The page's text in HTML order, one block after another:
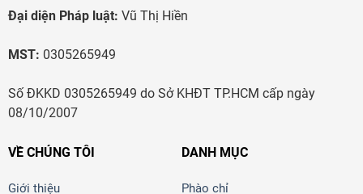
Đại diện Pháp luật: Vũ Thị Hiền
MST: 0305265949
Số ĐKKD 0305265949 do Sở KHĐT TP.HCM cấp ngày
08/10/2007
VỀ CHÚNG TÔI
Giới thiệu
DANH MỤC
Phào chỉ